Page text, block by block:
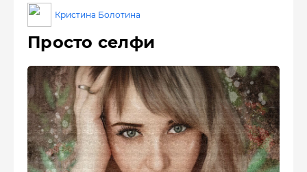
Кристина Болотина
Просто селфи